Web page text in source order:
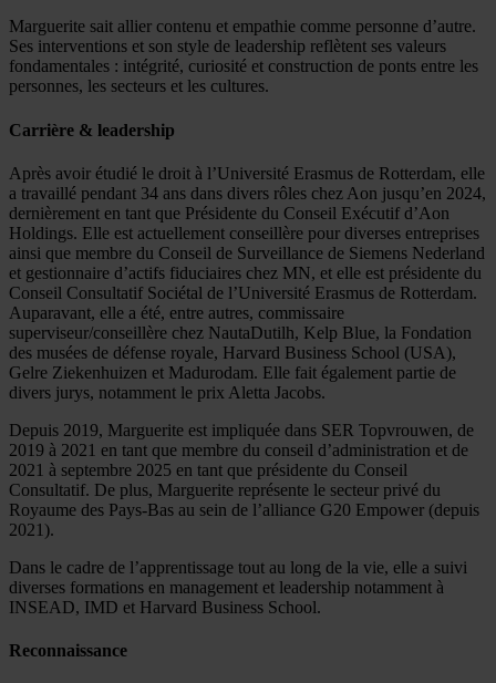
Marguerite sait allier contenu et empathie comme personne d’autre.
Ses interventions et son style de leadership reflètent ses valeurs
fondamentales : intégrité, curiosité et construction de ponts entre les
personnes, les secteurs et les cultures.
Carrière & leadership
Après avoir étudié le droit à l’Université Erasmus de Rotterdam, elle
a travaillé pendant 34 ans dans divers rôles chez Aon jusqu’en 2024,
dernièrement en tant que Présidente du Conseil Exécutif d’Aon
Holdings. Elle est actuellement conseillère pour diverses entreprises
ainsi que membre du Conseil de Surveillance de Siemens Nederland
et gestionnaire d’actifs fiduciaires chez MN, et elle est présidente du
Conseil Consultatif Sociétal de l’Université Erasmus de Rotterdam.
Auparavant, elle a été, entre autres, commissaire
superviseur/conseillère chez NautaDutilh, Kelp Blue, la Fondation
des musées de défense royale, Harvard Business School (USA),
Gelre Ziekenhuizen et Madurodam. Elle fait également partie de
divers jurys, notamment le prix Aletta Jacobs.
Depuis 2019, Marguerite est impliquée dans SER Topvrouwen, de
2019 à 2021 en tant que membre du conseil d’administration et de
2021 à septembre 2025 en tant que présidente du Conseil
Consultatif. De plus, Marguerite représente le secteur privé du
Royaume des Pays-Bas au sein de l’alliance G20 Empower (depuis
2021).
Dans le cadre de l’apprentissage tout au long de la vie, elle a suivi
diverses formations en management et leadership notamment à
INSEAD, IMD et Harvard Business School.
Reconnaissance